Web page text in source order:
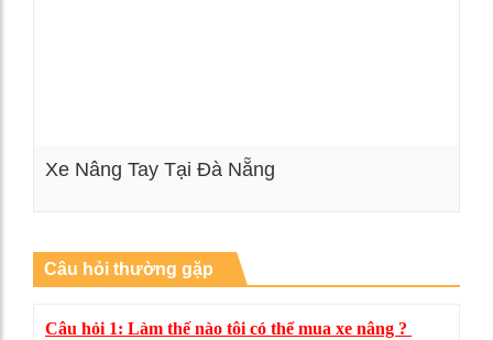
Xe Nâng Tay Tại Đà Nẵng
Câu hỏi thường gặp
Câu hỏi 1: Làm thế nào tôi có thể mua xe nâng ?